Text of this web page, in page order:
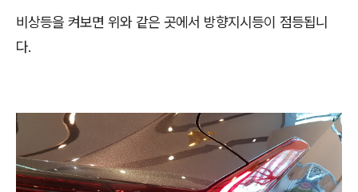
비상등을 켜보면 위와 같은 곳에서 방향지시등이 점등됩니
다.